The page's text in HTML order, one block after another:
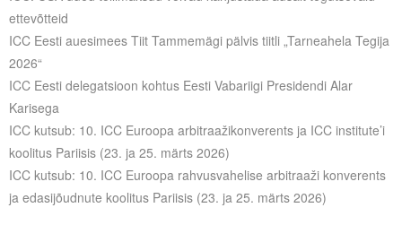
ettevõtteid
ICC Eesti auesimees Tiit Tammemägi pälvis tiitli „Tarneahela Tegija
2026“
ICC Eesti delegatsioon kohtus Eesti Vabariigi Presidendi Alar
Karisega
ICC kutsub: 10. ICC Euroopa arbitraažikonverents ja ICC institute’i
koolitus Pariisis (23. ja 25. märts 2026)
ICC kutsub: 10. ICC Euroopa rahvusvahelise arbitraaži konverents
ja edasijõudnute koolitus Pariisis (23. ja 25. märts 2026)